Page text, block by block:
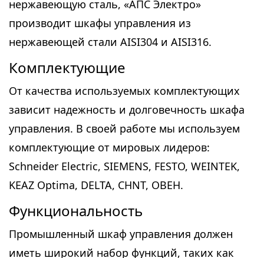
нержавеющую сталь, «АПС Электро»
производит шкафы управления из
нержавеющей стали AISI304 и AISI316.
Комплектующие
От качества используемых комплектующих
зависит надежность и долговечность шкафа
управления. В своей работе мы используем
комплектующие от мировых лидеров:
Schneider Electric, SIEMENS, FESTO, WEINTEK,
KEAZ Optima, DELTA, CHNT, ОВЕН.
Функциональность
Промышленный шкаф управления должен
иметь широкий набор функций, таких как